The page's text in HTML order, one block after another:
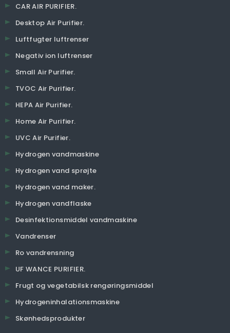
CAR AIR PURIFIER.
Desktop Air Purifier.
Luftfugter luftrenser
Negativ ion luftrenser
Small Air Purifier.
TVOC Air Purifier.
HEPA Air Purifier.
Home Air Purifier.
UVC Air Purifier.
Hydrogen vandmaskine
Hydrogen vand sprøjte
Hydrogen vand maker.
Hydrogen vandflaske
Desinfektionsmiddel vandmaskine
Vandrenser
Ro vandrensning
UF WANCE PURIFIER.
Frugt og vegetabilsk rengøringsmiddel
Hydrogeninhalationsmaskine
Skønhedsprodukter